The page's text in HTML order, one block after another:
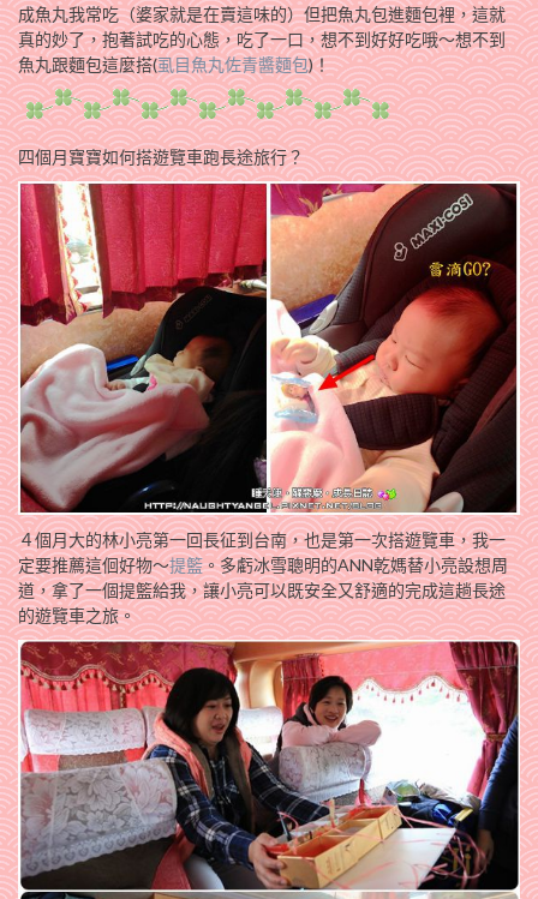
成魚丸我常吃（婆家就是在賣這味的）但把魚丸包進麵包裡，這就
真的妙了，抱著試吃的心態，吃了一口，想不到好好吃哦～想不到
魚丸跟麵包這麼搭(虱目魚丸佐青醬麵包)！
四個月寶寶如何搭遊覽車跑長途旅行？
４個月大的林小亮第一回長征到台南，也是第一次搭遊覽車，我一
定要推薦這佪好物～提籃。多虧冰雪聰明的ANN乾媽替小亮設想周
道，拿了一個提籃給我，讓小亮可以既安全又舒適的完成這趟長途
的遊覽車之旅。